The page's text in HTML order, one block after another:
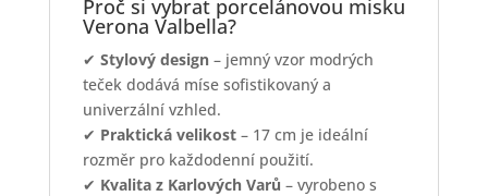
Proč si vybrat porcelánovou misku
Verona Valbella?
✔ Stylový design– jemný vzor modrých
teček dodává míse sofistikovaný a
univerzální vzhled.
✔ Praktická velikost– 17 cm je ideální
rozměr pro každodenní použití.
✔ Kvalita z Karlových Varů – vyrobeno s